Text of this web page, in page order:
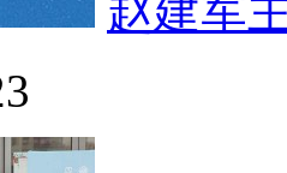
赵建军